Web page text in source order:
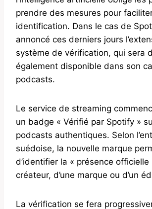
prendre des mesures pour
identification. Dans le cas de
annoncé ces derniers jours
système de vérification, qui sera
également disponible dans son
podcasts.
Le service de streaming
un badge « Vérifié par Spotify »
podcasts authentiques. Selon
suédoise, la nouvelle marque
d’identifier la « présence officielle
créateur, d’une marque ou d’un
La vérification se fera